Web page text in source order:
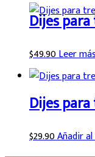
Dijes
$49.90Leer
Dijes
$29.90Añadir